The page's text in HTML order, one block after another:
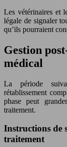
Les vétérinaires et
légale de signaler
qu’ils pourraient
Gestion
médical
La période
rétablissement
phase peut
traitement.
Instructions de
traitement